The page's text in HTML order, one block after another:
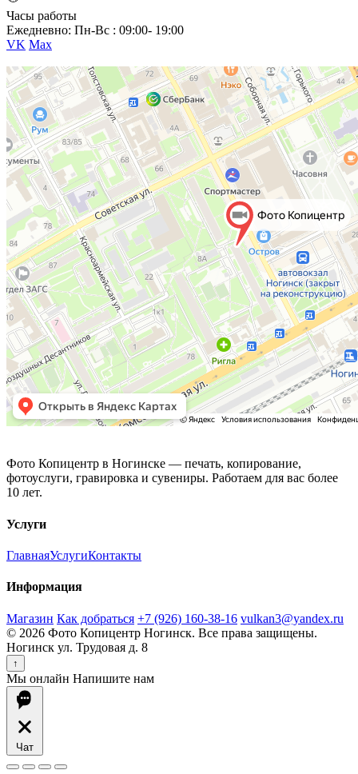
Часы работы
Ежедневно: Пн-Вс : 09:00- 19:00
VK Max
Фото Копицентр в Ногинске — печать, копирование,
фотоуслуги, гравировка и сувениры. Работаем для вас более
10 лет.
Услуги
ГлавнаяУслугиКонтакты
Информация
Магазин Как добраться +7 (926) 160-38-16 vulkan3@yandex.ru
© 2026 Фото Копицентр Ногинск. Все права защищены.
Ногинск ул. Трудовая д. 8
↑
Мы онлайн Напишите нам
Чат